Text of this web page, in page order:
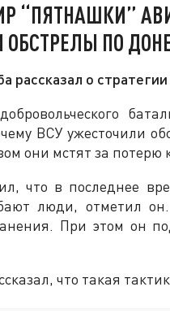
“ПЯТНАШКИ”
ПО
рассказал о
ВСУ ужесточили
они мстят за потерю
что в последнее
люди, отметил
При этом он
что такая